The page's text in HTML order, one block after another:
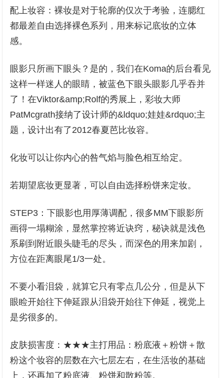
配上妆容：裸妆是对于轮廓的仅次于考验，连腮红
都最差自由选择裸色系列，用来标记底妆的立体
感。
眼影只所画下眼头？是的，我们在Koma的后台看见
这样一样迷人的眼睛，被蓝色下眼头眼影几乎吞并
了！在Viktor&amp;Rolf的秀展上，彩妆大师
PatMcgrath接纳了设计师的&ldquo;娃娃&rdquo;主
题，设计出有了2012春夏芭比妆容。
化妆可以让你内心的咎气焰与脸色相互给定。
若期望底妆更显著，可以自由选择粉饼来定妆。
STEP3：下眼影也用厚薄调配，很多MM下眼影所
画得一塌糊涂，显然掌控将近诀窍，秘诀就是浅色
系刷到附近眼头睫毛的尽头，而深色的用来加剧，
方位在距离眼尾1/3一处。
不要小看泪袋，就算它只有零点几公分，但是从下
眼睑开始往下伸延跟从泪袋开始往下伸延，视觉上
是劣很多的。
皮肤损害度：★★★主打用品：粉底液＋粉饼＋散
粉这个妆容的层数在六七层左右，在生活妆的基础
上，还再加了粉底液、粉饼和散粉等。